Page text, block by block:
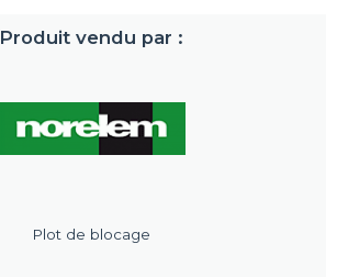
Produit vendu par :
Plot de blocage